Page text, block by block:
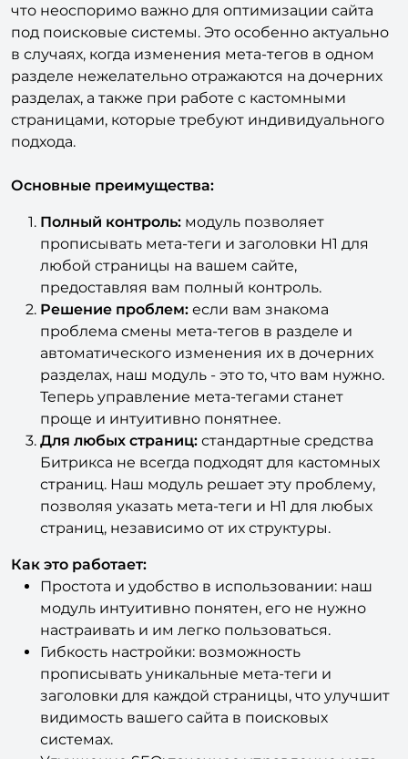
и заголовки H1 для каждого URL в отдельности,
что неоспоримо важно для оптимизации сайта
под поисковые системы. Это особенно актуально
в случаях, когда изменения мета-тегов в одном
разделе нежелательно отражаются на дочерних
разделах, а также при работе с кастомными
страницами, которые требуют индивидуального
Основные преимущества:
Полный контроль:модуль позволяет
прописывать мета-теги и заголовки H1 для
любой страницы на вашем сайте,
предоставляя вам полный контроль.
Решение проблем:если вам знакома
проблема смены мета-тегов в разделе и
автоматического изменения их в дочерних
разделах, наш модуль - это то, что вам нужно.
Теперь управление мета-тегами станет
проще и интуитивно понятнее.
Для любых страниц: стандартные средства
Битрикса не всегда подходят для кастомных
страниц. Наш модуль решает эту проблему,
позволяя указать мета-теги и H1 для любых
страниц, независимо от их структуры.
Как это работает:
Простота и удобство в использовании: наш
модуль интуитивно понятен, его не нужно
настраивать и им легко пользоваться.
Гибкость настройки: возможность
прописывать уникальные мета-теги и
заголовки для каждой страницы, что улучшит
видимость вашего сайта в поисковых